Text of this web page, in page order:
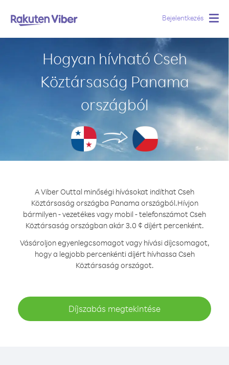
Bejelentkezés
Hogyan hívható Cseh
Köztársaság Panama
országból
A Viber Outtal minőségi hívásokat indíthat Cseh
Köztársaság országba Panama országból.Hívjon
bármilyen - vezetékes vagy mobil - telefonszámot Cseh
Köztársaság országban akár 3.0 ¢ díjért percenként.
Vásároljon egyenlegcsomagot vagy hívási díjcsomagot,
hogy a legjobb percenkénti díjért hívhassa Cseh
Köztársaság országot.
Díjszabás megtekintése